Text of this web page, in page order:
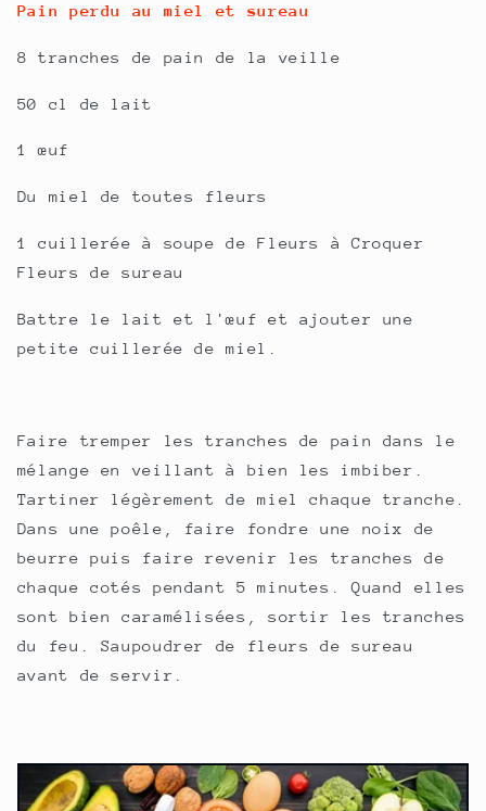
Pain perdu au miel et sureau
8 tranches de pain de la veille
50 cl de lait
1 œuf
Du miel de toutes fleurs
1 cuillerée à soupe de Fleurs à Croquer
Fleurs de sureau
Battre le lait et l'œuf et ajouter une
petite cuillerée de miel.
Faire tremper les tranches de pain dans le
mélange en veillant à bien les imbiber.
Tartiner légèrement de miel chaque tranche.
Dans une poêle, faire fondre une noix de
beurre puis faire revenir les tranches de
chaque cotés pendant 5 minutes. Quand elles
sont bien caramélisées, sortir les tranches
du feu. Saupoudrer de fleurs de sureau
avant de servir.